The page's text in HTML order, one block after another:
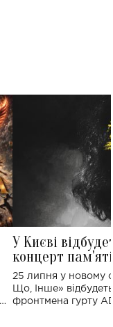
У Києві
концерт
Клименка:
виконають
25 липня у новому
Що, Інше»
фронтмена гурту